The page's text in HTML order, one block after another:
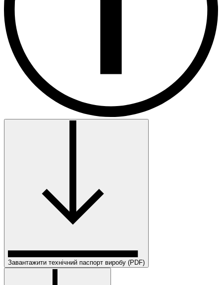
Завантажити технічний паспорт виробу (PDF)